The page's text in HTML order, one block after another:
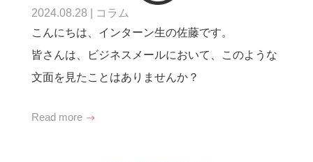
2024.08.28
コラム
こんにちは、インターン生の佐藤です。
皆さんは、ビジネスメールにおいて、このような
文面を見たことはありませんか？
Read more